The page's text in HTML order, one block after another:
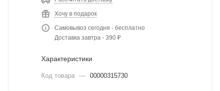
Хочу в подарок
Самовывоз сегодня - бесплатно
Доставка завтра - 390 ₽
Характеристики
Код товара — 00000315730